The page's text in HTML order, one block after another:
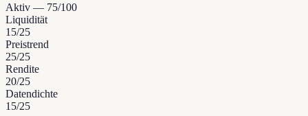
Aktiv — 75/100
Liquidität
15/25
Preistrend
25/25
Rendite
20/25
Datendichte
15/25